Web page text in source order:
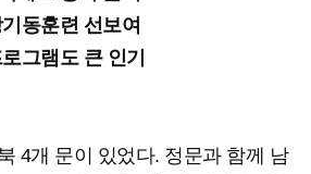
동훈련 선보여
그램도 큰 인기
4개 문이 있었다. 정문과 함께 남